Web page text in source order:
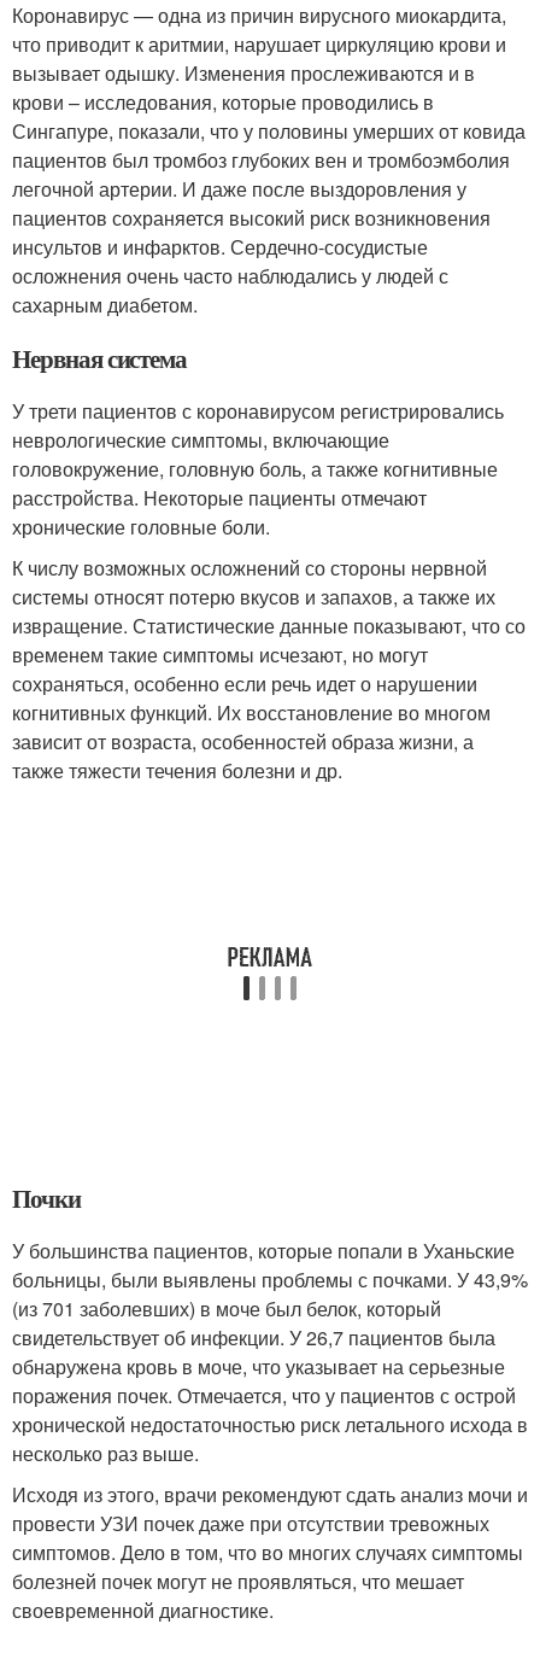
Коронавирус — одна из причин вирусного миокардита,
что приводит к аритмии, нарушает циркуляцию крови и
вызывает одышку. Изменения прослеживаются и в
крови – исследования, которые проводились в
Сингапуре, показали, что у половины умерших от ковида
пациентов был тромбоз глубоких вен и тромбоэмболия
легочной артерии. И даже после выздоровления у
пациентов сохраняется высокий риск возникновения
инсультов и инфарктов. Сердечно-сосудистые
осложнения очень часто наблюдались у людей с
сахарным диабетом.
Нервная система
У трети пациентов с коронавирусом регистрировались
неврологические симптомы, включающие
головокружение, головную боль, а также когнитивные
расстройства. Некоторые пациенты отмечают
хронические головные боли.
К числу возможных осложнений со стороны нервной
системы относят потерю вкусов и запахов, а также их
извращение. Статистические данные показывают, что со
временем такие симптомы исчезают, но могут
сохраняться, особенно если речь идет о нарушении
когнитивных функций. Их восстановление во многом
зависит от возраста, особенностей образа жизни, а
также тяжести течения болезни и др.
Почки
У большинства пациентов, которые попали в Уханьские
больницы, были выявлены проблемы с почками. У 43,9%
(из 701 заболевших) в моче был белок, который
свидетельствует об инфекции. У 26,7 пациентов была
обнаружена кровь в моче, что указывает на серьезные
поражения почек. Отмечается, что у пациентов с острой
хронической недостаточностью риск летального исхода в
несколько раз выше.
Исходя из этого, врачи рекомендуют сдать анализ мочи и
провести УЗИ почек даже при отсутствии тревожных
симптомов. Дело в том, что во многих случаях симптомы
болезней почек могут не проявляться, что мешает
своевременной диагностике.